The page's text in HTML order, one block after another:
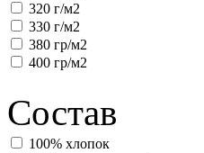
320 г/м2
330 г/м2
380 гр/м2
400 гр/м2
Состав
100% хлопок